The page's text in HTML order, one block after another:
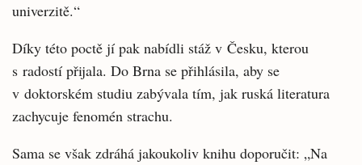
univerzitě.“
Díky této poctě jí pak nabídli stáž v Česku, kterou
s radostí přijala. Do Brna se přihlásila, aby se
v doktorském studiu zabývala tím, jak ruská literatura
zachycuje fenomén strachu.
Sama se však zdráhá jakoukoliv knihu doporučit: „Na